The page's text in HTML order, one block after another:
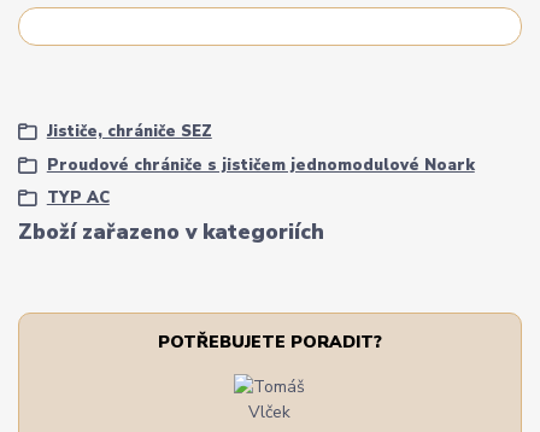
Zboží zařazeno v kategoriích
Jističe, chrániče SEZ
Proudové chrániče s jističem jednomodulové Noark
TYP AC
POTŘEBUJETE PORADIT?